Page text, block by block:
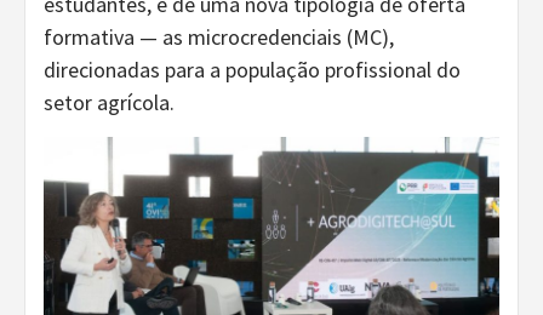
formativa — as microcredenciais (MC),
direcionadas para a população profissional do
setor agrícola.